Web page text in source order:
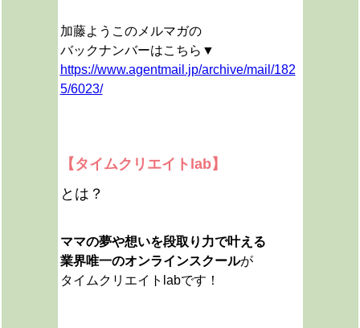
加藤ようこのメルマガの
バックナンバーはこちら▼
https://www.agentmail.jp/archive/mail/182
5/6023/
【タイムクリエイトlab】
とは？
ママの夢や想いを段取り力で叶える
業界唯一のオンラインスクールが
タイムクリエイトlabです！